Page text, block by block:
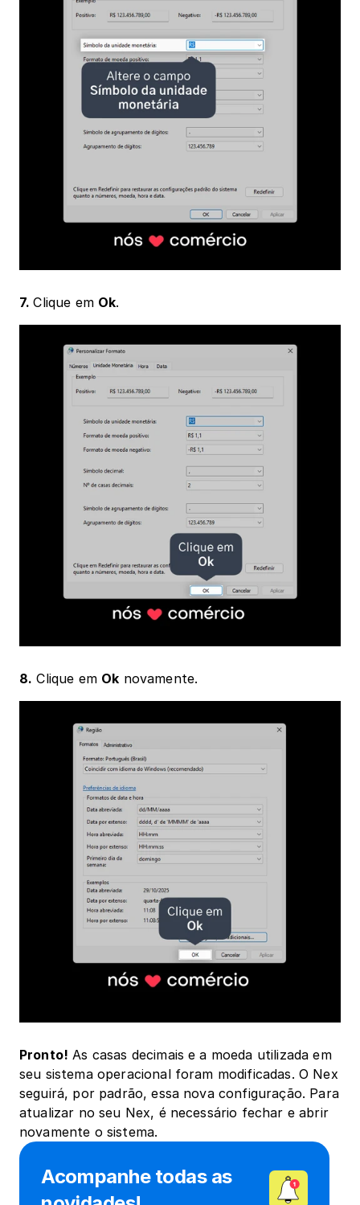
7. Clique em Ok.
8. Clique em Ok novamente.
Pronto! As casas decimais e a moeda utilizada em
seu sistema operacional foram modificadas. O Nex
seguirá, por padrão, essa nova configuração. Para
atualizar no seu Nex, é necessário fechar e abrir
novamente o sistema.
Acompanhe todas as